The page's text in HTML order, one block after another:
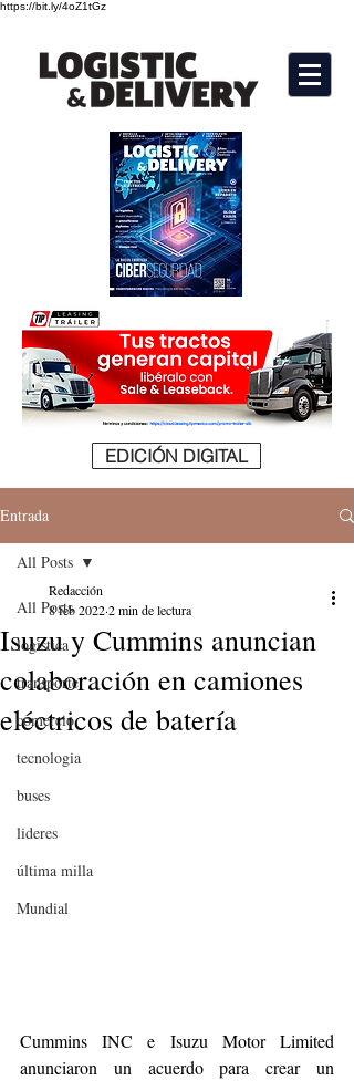
https://bit.ly/4oZ1tGz
EDICIÓN DIGITAL
Entrada
All Posts
logistica
transporte
comercio
tecnologia
buses
lideres
última milla
Mundial
All Posts
Isuzu y Cummins anuncian
colaboración en camiones
eléctricos de batería
Redacción
8 feb 20222 min de lectura
Cummins INC e Isuzu Motor Limited
anunciaron un acuerdo para crear un